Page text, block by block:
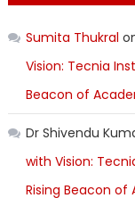
Sumita Thukral
Vision: Tecnia
Beacon of
Dr Shivendu
with Vision:
Rising Beacon of